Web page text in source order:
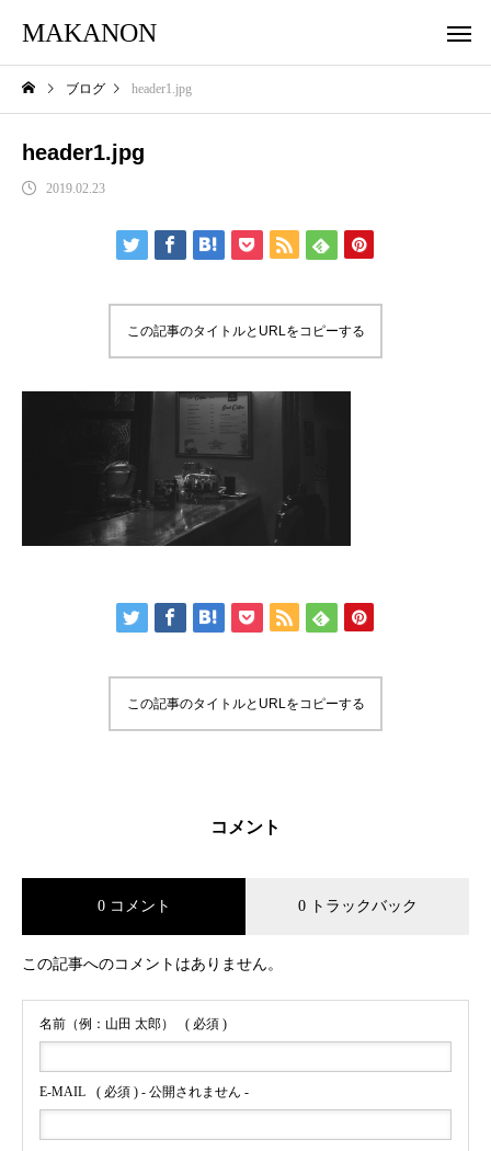
MAKANON
ブログ header1.jpg
header1.jpg
2019.02.23
この記事のタイトルとURLをコピーする
この記事のタイトルとURLをコピーする
コメント
0 コメント 0 トラックバック
この記事へのコメントはありません。
名前（例：山田 太郎） ( 必須 )
E-MAIL ( 必須 ) - 公開されません -